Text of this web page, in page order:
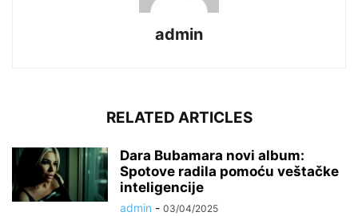
admin
RELATED ARTICLES
Dara Bubamara novi album:
Spotove radila pomoću veštačke
inteligencije
admin - 03/04/2025